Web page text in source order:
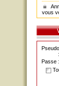
vous
Pseudo
:
Passe :